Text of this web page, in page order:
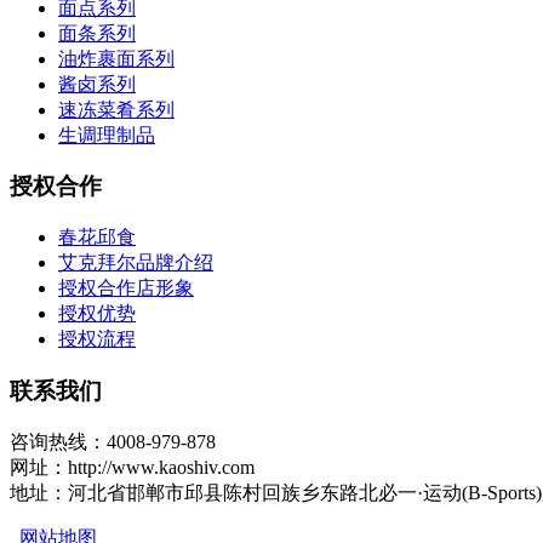
面点系列
面条系列
油炸裹面系列
酱卤系列
速冻菜肴系列
生调理制品
授权合作
春花邱食
艾克拜尔品牌介绍
授权合作店形象
授权优势
授权流程
联系我们
咨询热线：4008-979-878
网址：http://www.kaoshiv.com
地址：河北省邯郸市邱县陈村回族乡东路北必一·运动(B-
网站地图